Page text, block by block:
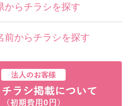
からチラシを探す
前からチラシを探す